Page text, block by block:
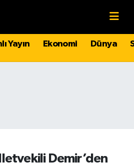
Yayın Ekonomi Dünya
Demir’den
ve Fikstür